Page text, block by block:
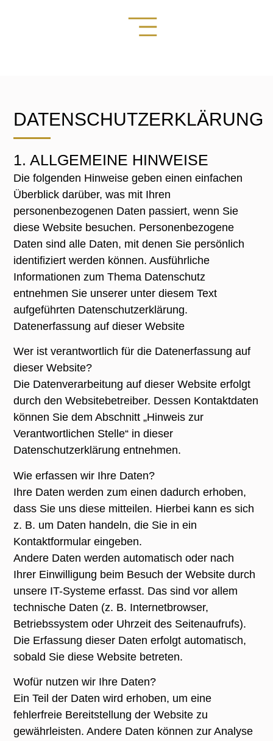
DATENSCHUTZERKLÄRUNG
1. ALLGEMEINE HINWEISE
Die folgenden Hinweise geben einen einfachen
Überblick darüber, was mit Ihren
personenbezogenen Daten passiert, wenn Sie
diese Website besuchen. Personenbezogene
Daten sind alle Daten, mit denen Sie persönlich
identifiziert werden können. Ausführliche
Informationen zum Thema Datenschutz
entnehmen Sie unserer unter diesem Text
aufgeführten Datenschutzerklärung.
Datenerfassung auf dieser Website
Wer ist verantwortlich für die Datenerfassung auf
dieser Website?
Die Datenverarbeitung auf dieser Website erfolgt
durch den Websitebetreiber. Dessen Kontaktdaten
können Sie dem Abschnitt „Hinweis zur
Verantwortlichen Stelle“ in dieser
Datenschutzerklärung entnehmen.
Wie erfassen wir Ihre Daten?
Ihre Daten werden zum einen dadurch erhoben,
dass Sie uns diese mitteilen. Hierbei kann es sich
z. B. um Daten handeln, die Sie in ein
Kontaktformular eingeben.
Andere Daten werden automatisch oder nach
Ihrer Einwilligung beim Besuch der Website durch
unsere IT-Systeme erfasst. Das sind vor allem
technische Daten (z. B. Internetbrowser,
Betriebssystem oder Uhrzeit des Seitenaufrufs).
Die Erfassung dieser Daten erfolgt automatisch,
sobald Sie diese Website betreten.
Wofür nutzen wir Ihre Daten?
Ein Teil der Daten wird erhoben, um eine
fehlerfreie Bereitstellung der Website zu
gewährleisten. Andere Daten können zur Analyse